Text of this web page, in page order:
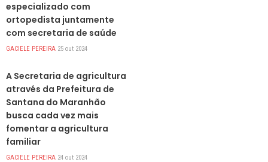
especializado com
ortopedista juntamente
com secretaria de saúde
GACIELE PEREIRA 25 out 2024
A Secretaria de agricultura
através da Prefeitura de
Santana do Maranhão
busca cada vez mais
fomentar a agricultura
familiar
GACIELE PEREIRA 24 out 2024